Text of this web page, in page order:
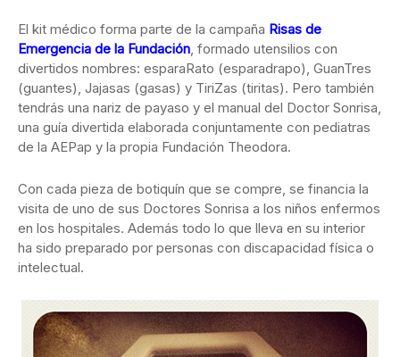
El kit médico forma parte de la campaña Risas de
Emergencia de la Fundación, formado utensilios con
divertidos nombres: esparaRato (esparadrapo), GuanTres
(guantes), Jajasas (gasas) y TiriZas (tiritas). Pero también
tendrás una nariz de payaso y el manual del Doctor Sonrisa,
una guía divertida elaborada conjuntamente con pediatras
de la AEPap y la propia Fundación Theodora.
Con cada pieza de botiquín que se compre, se financia la
visita de uno de sus Doctores Sonrisa a los niños enfermos
en los hospitales. Además todo lo que lleva en su interior
ha sido preparado por personas con discapacidad física o
intelectual.